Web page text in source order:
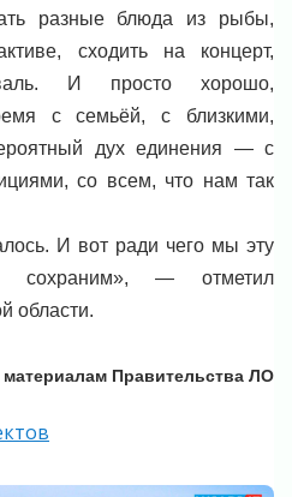
разные блюда из рыбы,
сходить на концерт,
И просто хорошо,
с семьёй, с близкими,
дух единения — с
со всем, что нам так
И вот ради чего мы эту
сохраним», — отметил
области.
материалам Правительства ЛО